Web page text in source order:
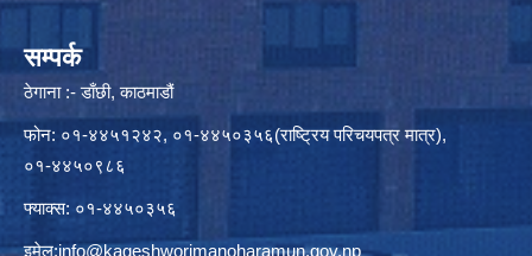
सम्पर्क
ठेगाना :- डाँछी, काठमाडौं
फोन: ०१-४४५१२४२, ०१-४४५०३५६(राष्ट्रिय परिचयपत्र मात्र),
०१-४४५०९८६
फ्याक्स: ०१-४४५०३५६
इमेल:info@kageshworimanoharamun.gov.np